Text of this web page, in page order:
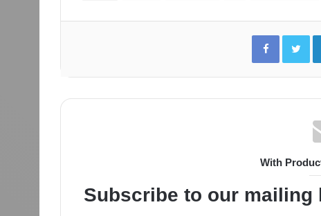
Facebook
With
Subscribe to our mailing